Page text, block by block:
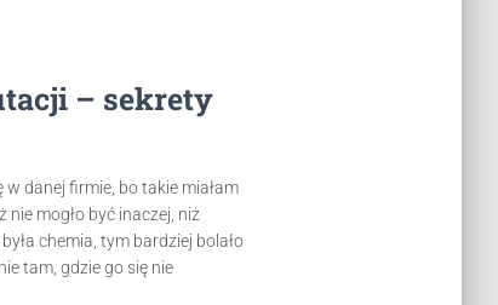
– sekrety
danej firmie, bo takie miałam
mogło być inaczej, niż
chemia, tym bardziej bolało
tam, gdzie go się nie